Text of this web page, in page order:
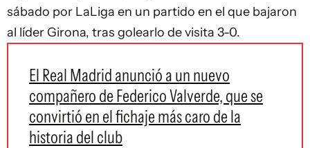
sábado por LaLiga en un partido en el que bajaron
al líder Girona, tras golearlo de visita 3-0.
El Real Madrid anunció a un nuevo
compañero de Federico Valverde, que se
convirtió en el fichaje más caro de la
historia del club